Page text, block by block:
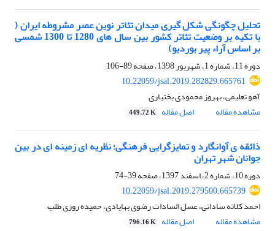
تحلیل چگونگی شکل گیری میدان تئاتر نوین عصر مشروطه ایران (
با تکیه بر وضعیت تئاتر کشور بین سال های 1280 تا 1300 شمسی
بر اساس آراء پیر بوردیو)
دوره 11، شماره 1، شهریور 1398، صفحه
89-106
10.22059/jsal.2019.282829.665761
آهو تعلیمی، بهروز محمودی بختیاری
مشاهده مقاله
اصل مقاله 449.72 K
ذائقه ی آوانگارد و تمایزگرایی فرهنگی؛ نظریه ای زمینه ای در بین
جوانان شهر تهران
دوره 10، شماره 2، اسفند 1397، صفحه
39-74
10.22059/jsal.2019.279500.665739
احمد کلاته ساداتی، عسل السادات رضوی بهابادی، حمیده روزی طلب
مشاهده مقاله
اصل مقاله 796.16 K